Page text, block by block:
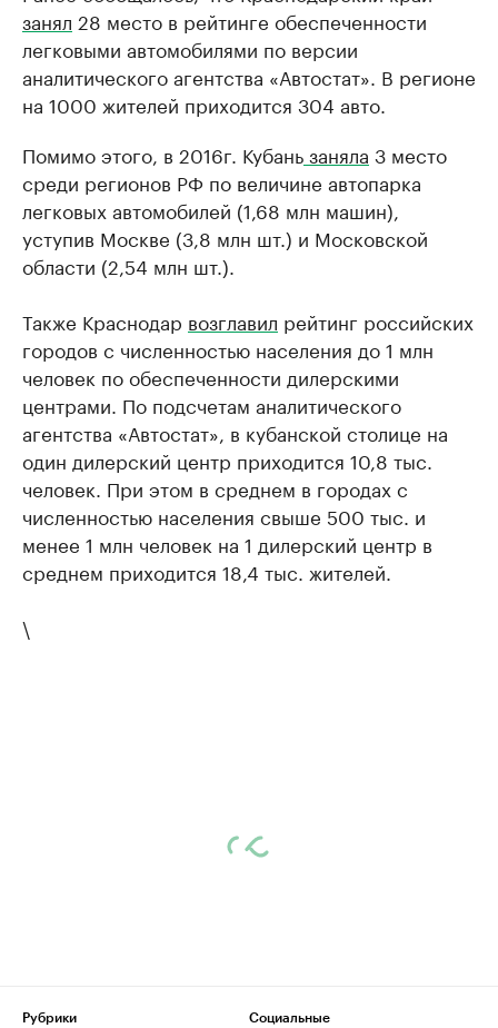
занял 28 место в рейтинге обеспеченности
легковыми автомобилями по версии
аналитического агентства «Автостат». В регионе
на 1000 жителей приходится 304 авто.
Помимо этого, в 2016г. Кубаньзаняла 3 место
среди регионов РФ по величине автопарка
легковых автомобилей (1,68 млн машин),
уступив Москве (3,8 млн шт.) и Московской
области (2,54 млн шт.).
Также Краснодар возглавил рейтинг российских
городов с численностью населения до 1 млн
человек по обеспеченности дилерскими
центрами. По подсчетам аналитического
агентства «Автостат», в кубанской столице на
один дилерский центр приходится 10,8 тыс.
человек. При этом в среднем в городах с
численностью населения свыше 500 тыс. и
менее 1 млн человек на 1 дилерский центр в
среднем приходится 18,4 тыс. жителей.
\
Рубрики
Социальные